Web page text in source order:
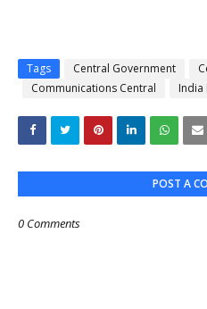
Tags Central Government
Communications Central
India
POST A
0 Comments